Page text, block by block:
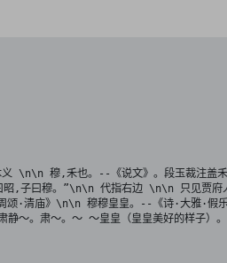
昭,子曰穆。”\n\n 代指右边 \n\n 只见贾
庙》\n\n 穆穆皇皇。--《诗·大雅·假
。肃～。～ ～皇皇（皇皇美好的样子）